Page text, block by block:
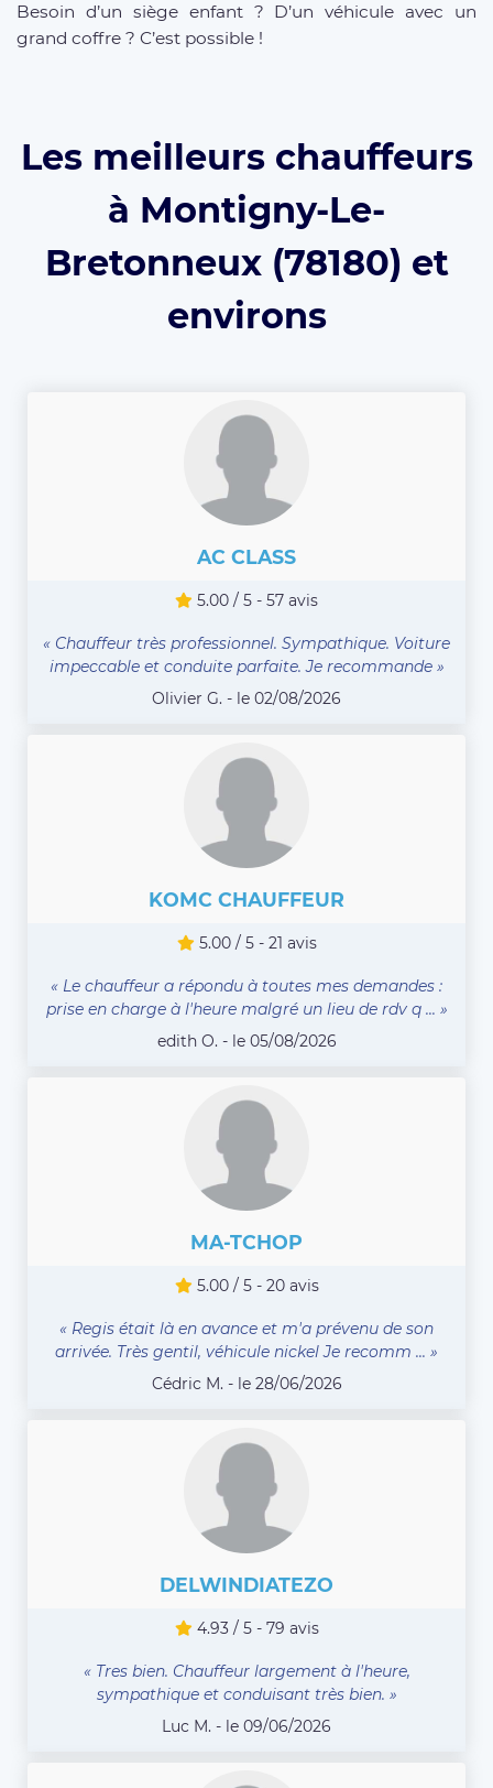
Besoin d’un siège enfant ? D’un véhicule avec un
grand coffre ? C’est possible !
Les meilleurs chauffeurs
à Montigny-Le-
Bretonneux (78180) et
environs
AC CLASS
5.00 / 5 - 57 avis
« Chauffeur très professionnel. Sympathique. Voiture
impeccable et conduite parfaite. Je recommande »
Olivier G. - le 02/08/2026
KOMC CHAUFFEUR
5.00 / 5 - 21 avis
« Le chauffeur a répondu à toutes mes demandes :
prise en charge à l'heure malgré un lieu de rdv q ... »
edith O. - le 05/08/2026
MA-TCHOP
5.00 / 5 - 20 avis
« Regis était là en avance et m'a prévenu de son
arrivée. Très gentil, véhicule nickel Je recomm ... »
Cédric M. - le 28/06/2026
DELWINDIATEZO
4.93 / 5 - 79 avis
« Tres bien. Chauffeur largement à l'heure,
sympathique et conduisant très bien. »
Luc M. - le 09/06/2026